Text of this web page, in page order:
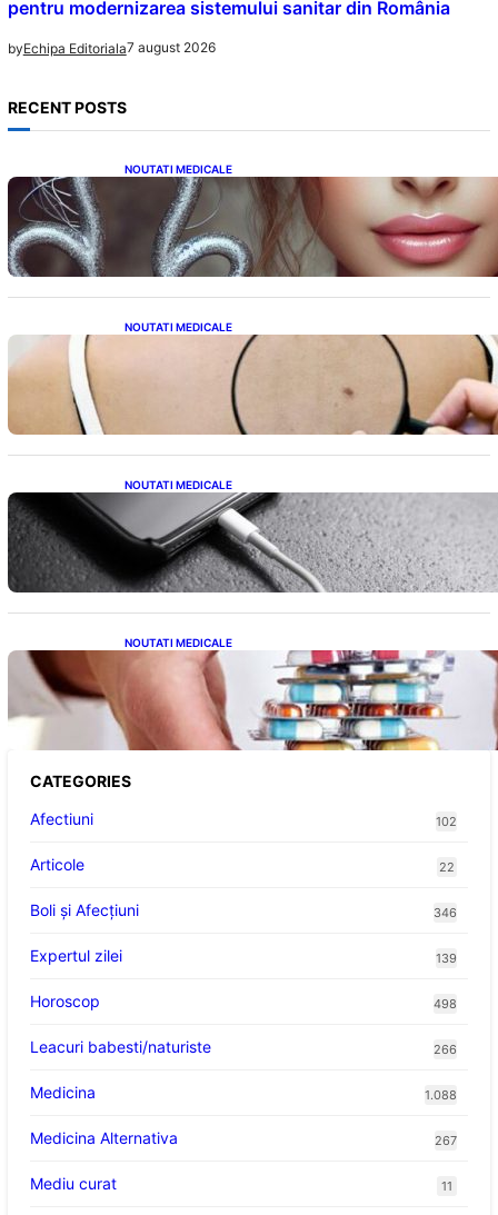
pentru modernizarea sistemului sanitar din România
byEchipa Editoriala7 august 2026
RECENT POSTS
NOUTATI MEDICALE
Influența lui Venus: Dragoste, Noroc și
Oportunități pentru Tauri și Balanțe în
Weekendul 8-9 August
NOUTATI MEDICALE
10 Semne Ascunse ale Cancerului de Piele:
Ce Trebuie să Știm pentru a Ne Proteja
NOUTATI MEDICALE
Încărcarea Telefonului Pe Timp de Noapte:
Mituri, Realități și Impact Asupra Bateriei
NOUTATI MEDICALE
Criza Medicamentelor pentru Tulburări
Digestive: Ce Înseamnă Suspendarea Colebil
și Panzcebil pentru Pacienți
CATEGORIES
Afectiuni
102
Articole 22
Boli și Afecțiuni 346
Expertul zilei 139
Horoscop 498
Leacuri babesti/naturiste 266
Medicina 1.088
Medicina Alternativa 267
Mediu curat 11